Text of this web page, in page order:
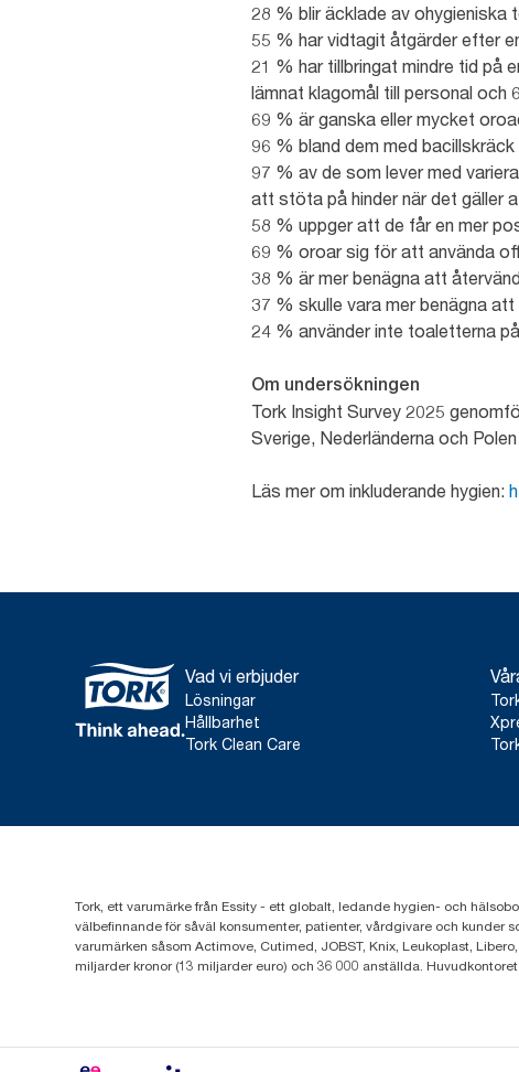
28 % blir äcklade av
55 % har vidtagit åtgärder efter
21 % har tillbringat mindre tid på
lämnat klagomål till personal och
69 % är ganska eller mycket
96 % bland dem med
97 % av de som lever med
att stöta på hinder när det gäller
58 % uppger att de får en mer
69 % oroar sig för att använda
38 % är mer benägna att
37 % skulle vara mer benägna
24 % använder inte toaletterna
Om undersökningen
Tork Insight Survey 2025
Sverige, Nederländerna och
Läs mer om inkluderande hygien:
Vad vi erbjuder
Lösningar
Hållbarhet
Tork Clean Care
Tork, ett varumärke från Essity - ett globalt, ledande hygien- och
välbefinnande för såväl konsumenter, patienter, vårdgivare och kunder
varumärken såsom Actimove, Cutimed, JOBST, Knix, Leukoplast,
miljarder kronor (13 miljarder euro) och 36 000 anställda.